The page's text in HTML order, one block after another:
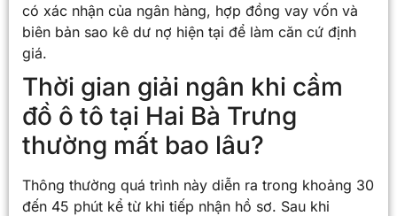
có xác nhận của ngân hàng, hợp đồng vay vốn và
biên bản sao kê dư nợ hiện tại để làm căn cứ định
giá.
Thời gian giải ngân khi cầm
đồ ô tô tại Hai Bà Trưng
thường mất bao lâu?
Thông thường quá trình này diễn ra trong khoảng 30
đến 45 phút kể từ khi tiếp nhận hồ sơ. Sau khi